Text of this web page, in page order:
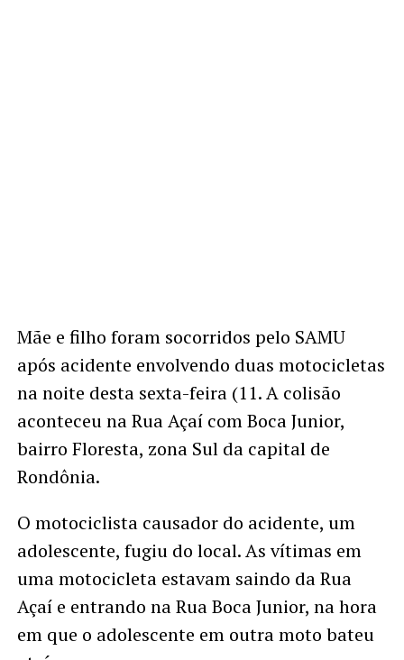
Mãe e filho foram socorridos pelo SAMU
após acidente envolvendo duas motocicletas
na noite desta sexta-feira (11. A colisão
aconteceu na Rua Açaí com Boca Junior,
bairro Floresta, zona Sul da capital de
Rondônia.
O motociclista causador do acidente, um
adolescente, fugiu do local. As vítimas em
uma motocicleta estavam saindo da Rua
Açaí e entrando na Rua Boca Junior, na hora
em que o adolescente em outra moto bateu